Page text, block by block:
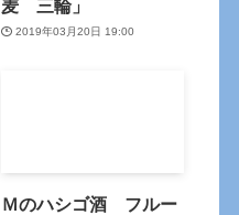
麦 三輪」
2019年03月20日 19:00
Ｍのハシゴ酒 フルー